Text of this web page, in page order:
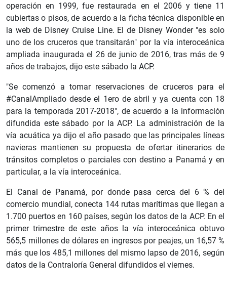
operación en 1999, fue restaurada en el 2006 y tiene 11
cubiertas o pisos, de acuerdo a la ficha técnica disponible en
la web de Disney Cruise Line. El de Disney Wonder "es solo
uno de los cruceros que transitarán" por la vía interoceánica
ampliada inaugurada el 26 de junio de 2016, tras más de 9
años de trabajos, dijo este sábado la ACP.
"Se comenzó a tomar reservaciones de cruceros para el
#CanalAmpliado desde el 1ero de abril y ya cuenta con 18
para la temporada 2017-2018", de acuerdo a la información
difundida este sábado por la ACP. La administración de la
vía acuática ya dijo el año pasado que las principales líneas
navieras mantienen su propuesta de ofertar itinerarios de
tránsitos completos o parciales con destino a Panamá y en
particular, a la vía interoceánica.
El Canal de Panamá, por donde pasa cerca del 6 % del
comercio mundial, conecta 144 rutas marítimas que llegan a
1.700 puertos en 160 países, según los datos de la ACP. En el
primer trimestre de este años la vía interoceánica obtuvo
565,5 millones de dólares en ingresos por peajes, un 16,57 %
más que los 485,1 millones del mismo lapso de 2016, según
datos de la Contraloría General difundidos el viernes.